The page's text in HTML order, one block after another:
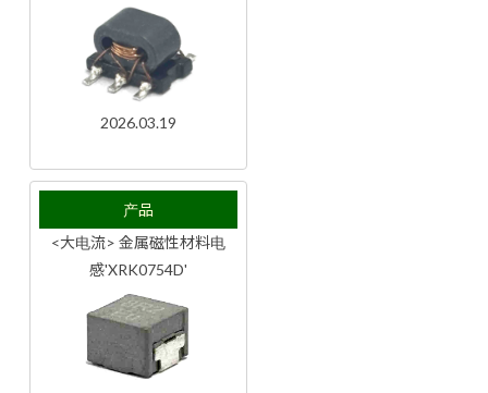
2026.03.19
产品
<大电流> 金属磁性材料电
感'XRK0754D'